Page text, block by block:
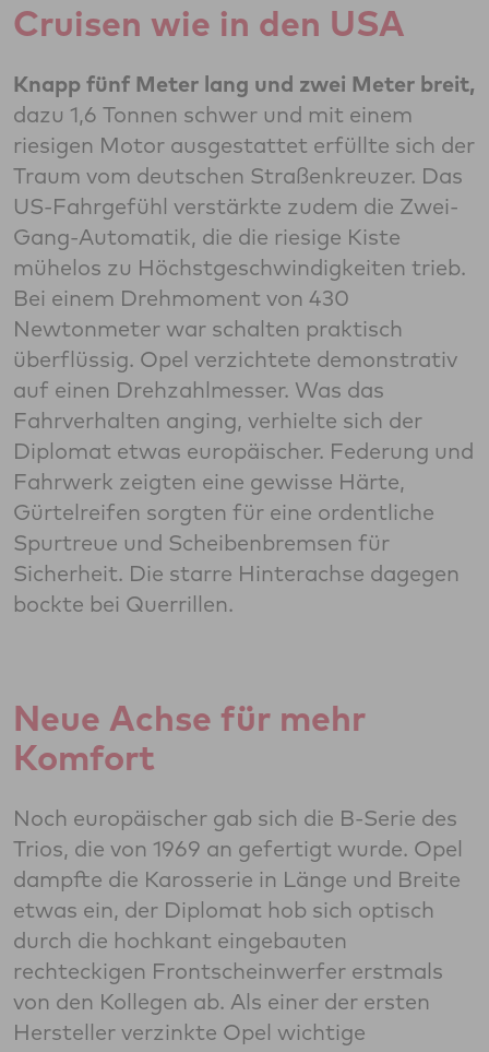
Cruisen wie in den USA
Knapp fünf Meter lang und zwei Meter breit,
dazu 1,6 Tonnen schwer und mit einem
riesigen Motor ausgestattet erfüllte sich der
Traum vom deutschen Straßenkreuzer. Das
US-Fahrgefühl verstärkte zudem die Zwei-
Gang-Automatik, die die riesige Kiste
mühelos zu Höchstgeschwindigkeiten trieb.
Bei einem Drehmoment von 430
Newtonmeter war schalten praktisch
überflüssig. Opel verzichtete demonstrativ
auf einen Drehzahlmesser. Was das
Fahrverhalten anging, verhielte sich der
Diplomat etwas europäischer. Federung und
Fahrwerk zeigten eine gewisse Härte,
Gürtelreifen sorgten für eine ordentliche
Spurtreue und Scheibenbremsen für
Sicherheit. Die starre Hinterachse dagegen
bockte bei Querrillen.
Neue Achse für mehr
Komfort
Noch europäischer gab sich die B-Serie des
Trios, die von 1969 an gefertigt wurde. Opel
dampfte die Karosserie in Länge und Breite
etwas ein, der Diplomat hob sich optisch
durch die hochkant eingebauten
rechteckigen Frontscheinwerfer erstmals
von den Kollegen ab. Als einer der ersten
Hersteller verzinkte Opel wichtige